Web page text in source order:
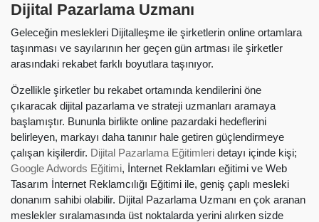
Dijital Pazarlama Uzmanı
Geleceğin meslekleri Dijitalleşme ile şirketlerin online ortamlara
taşınması ve sayılarının her geçen gün artması ile şirketler
arasındaki rekabet farklı boyutlara taşınıyor.
Özellikle şirketler bu rekabet ortamında kendilerini öne
çıkaracak dijital pazarlama ve strateji uzmanları aramaya
başlamıştır. Bununla birlikte online pazardaki hedeflerini
belirleyen, markayı daha tanınır hale getiren güçlendirmeye
çalışan kişilerdir. Dijital Pazarlama Eğitimleri detayı içinde kişi;
Google Adwords Eğitimi, İnternet Reklamları eğitimi ve Web
Tasarım İnternet Reklamcılığı Eğitimi ile, geniş çaplı mesleki
donanım sahibi olabilir. Dijital Pazarlama Uzmanı en çok aranan
meslekler sıralamasında üst noktalarda yerini alırken sizde